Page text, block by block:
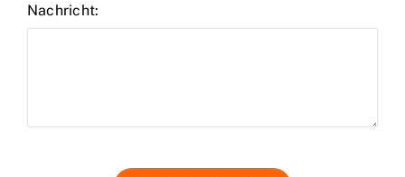
Nachricht: